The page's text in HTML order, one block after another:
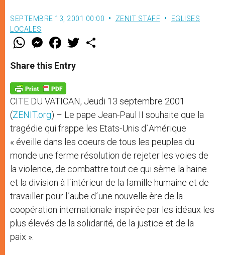
SEPTEMBRE 13, 2001 00:00 ZENIT STAFF
EGLISES
LOCALES
W
t
s
p
p
M
e
s
e
g
e
r
F
a
e
b
o
k
w
Share this Entry
CITE DU VATICAN, Jeudi 13 septembre 2001
(ZENIT.org) – Le pape Jean-Paul II souhaite que la
tragédie qui frappe les Etats-Unis d´Amérique
« éveille dans les coeurs de tous les peuples du
monde une ferme résolution de rejeter les voies de
la violence, de combattre tout ce qui sème la haine
et la division à l´intérieur de la famille humaine et de
travailler pour l´aube d´une nouvelle ère de la
coopération internationale inspirée par les idéaux les
plus élevés de la solidarité, de la justice et de la
paix ».